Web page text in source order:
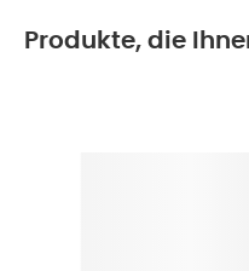
Produkte, die